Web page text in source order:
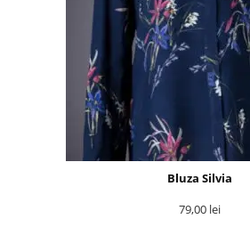
Bluza Silvia
79,00 lei